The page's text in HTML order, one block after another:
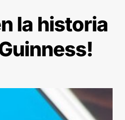
la historia